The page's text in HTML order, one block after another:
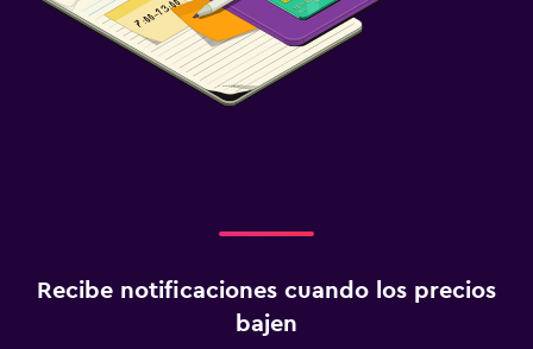
Recibe notificaciones cuando los precios
bajen